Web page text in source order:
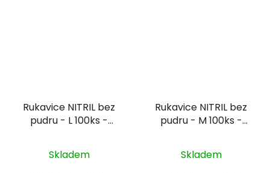
Rukavice NITRIL bez
pudru - L 100ks -
Skladem
Rukavice NITRIL bez
pudru - M 100ks -
Skladem